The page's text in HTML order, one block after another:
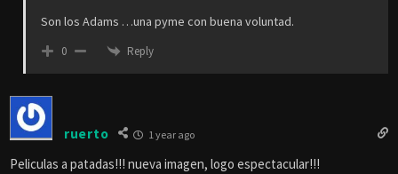
Son los Adams …una pyme con buena voluntad.
0 Reply
ruerto 1 year ago
Peliculas a patadas!!! nueva imagen, logo espectacular!!!